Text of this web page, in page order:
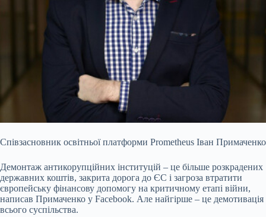
Співзасновник освітньої платформи Prometheus Іван Примаченко
Демонтаж антикорупційних інституцій – це більше розкрадених
державних коштів, закрита дорога до ЄС і загроза втратити
європейську фінансову допомогу на критичному етапі війни,
написав Примаченко у Facebook. Але найгірше – це демотивація
всього суспільства.